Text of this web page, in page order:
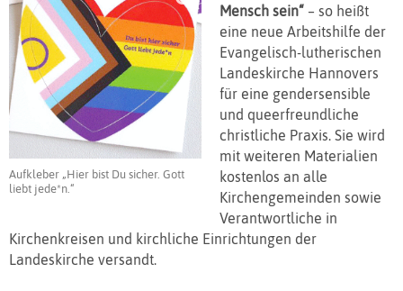
Aufkleber „Hier bist Du sicher. Gott
liebt jede*n.“
Mensch sein“ – so heißt
eine neue Arbeitshilfe der
Evangelisch-lutherischen
Landeskirche Hannovers
für eine gendersensible
und queerfreundliche
christliche Praxis. Sie wird
mit weiteren Materialien
kostenlos an alle
Kirchengemeinden sowie
Verantwortliche in
Kirchenkreisen und kirchliche Einrichtungen der
Landeskirche versandt.